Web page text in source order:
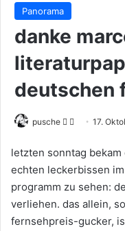
Panorama
danke
deutschen
pusche
Follow
X
Sende
eine
E-
Mail
17.
letzten sonntag
echten leckerbissen
programm zu sehen:
verliehen. das allein,
fernsehpreis-gucker,